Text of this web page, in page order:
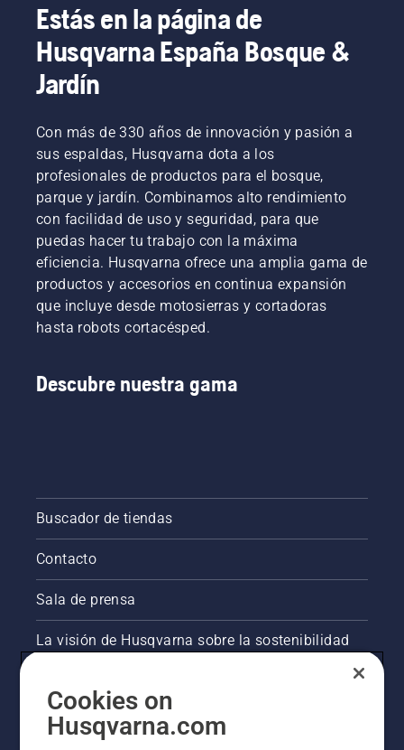
Estás en la página de
Husqvarna España Bosque &
Jardín
Con más de 330 años de innovación y pasión a
sus espaldas, Husqvarna dota a los
profesionales de productos para el bosque,
parque y jardín. Combinamos alto rendimiento
con facilidad de uso y seguridad, para que
puedas hacer tu trabajo con la máxima
eficiencia. Husqvarna ofrece una amplia gama de
productos y accesorios en continua expansión
que incluye desde motosierras y cortadoras
hasta robots cortacésped.
Descubre nuestra gama
Buscador de tiendas
Contacto
Sala de prensa
La visión de Husqvarna sobre la sostenibilidad
Otros sitios de Husqvarna
Cookies on
Husqvarna.com